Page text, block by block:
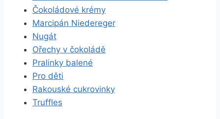
Čokoládové krémy
Marcipán Niedereger
Nugát
Ořechy v čokoládě
Pralinky balené
Pro děti
Rakouské cukrovinky
Truffles